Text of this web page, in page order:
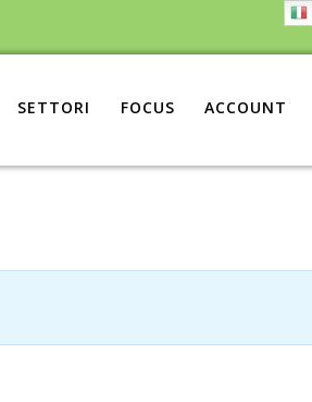
SETTORI FOCUS ACCOUNT